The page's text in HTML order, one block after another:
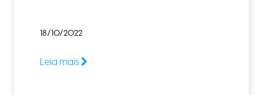
18/10/2022
Leia mais